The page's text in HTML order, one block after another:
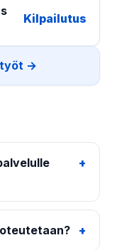
Kilpailutus
työt →